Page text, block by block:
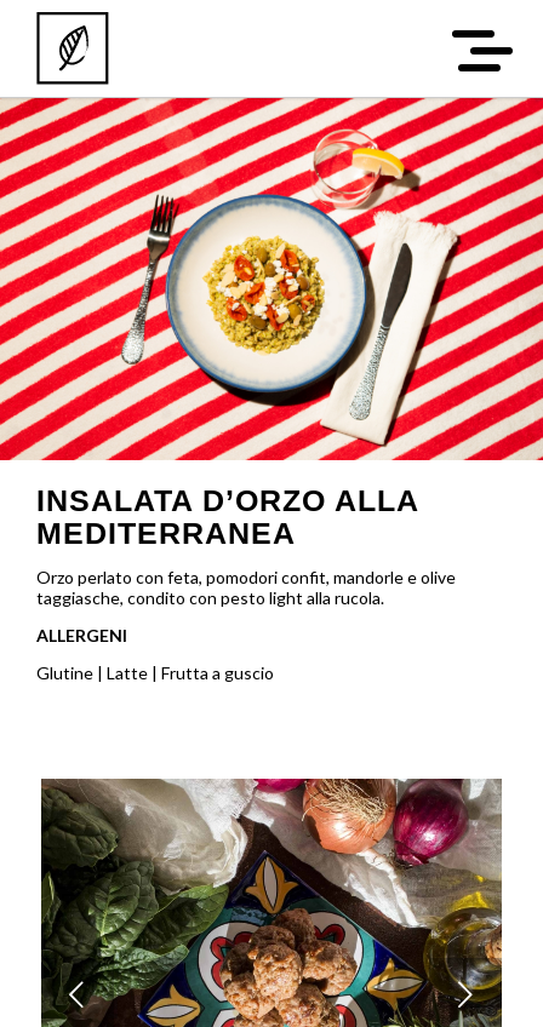
INSALATA D’ORZO ALLA
MEDITERRANEA
Orzo perlato con feta, pomodori confit, mandorle e olive
taggiasche, condito con pesto light alla rucola.
ALLERGENI
Glutine | Latte | Frutta a guscio
Posteriore